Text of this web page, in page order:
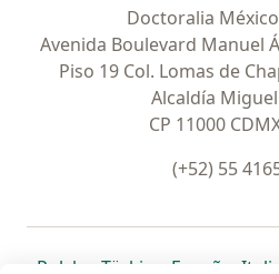
Doctoralia México
Avenida Boulevard Manuel
Piso 19 Col. Lomas de
Alcaldía
CP 11000
(+52) 55
Polska se abre en una nueva
Türkiye se abre en
España se
Italia